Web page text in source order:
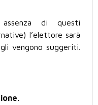
di questi
l’elettore sarà
vengono suggeriti.